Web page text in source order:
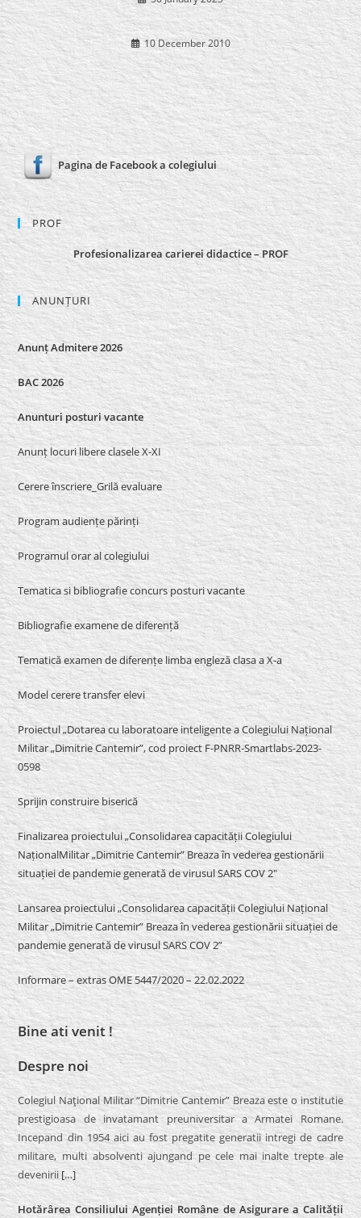
10 December 2010
Pagina de Facebook a colegiului
PROF
Profesionalizarea carierei didactice – PROF
ANUNȚURI
Anunț Admitere 2026
BAC 2026
Anunturi posturi vacante
Anunț locuri libere clasele X-XI
Cerere înscriere_Grilă evaluare
Program audiențe părinți
Programul orar al colegiului
Tematica si bibliografie concurs posturi vacante
Bibliografie examene de diferență
Tematică examen de diferențe limba engleză clasa a X-a
Model cerere transfer elevi
Proiectul „Dotarea cu laboratoare inteligente a Colegiului Național
Militar „Dimitrie Cantemir”, cod proiect F-PNRR-Smartlabs-2023-
0598
Sprijin construire biserică
Finalizarea proiectului „Consolidarea capacității Colegiului
NaționalMilitar „Dimitrie Cantemir” Breaza în vederea gestionării
situației de pandemie generată de virusul SARS COV 2″
Lansarea proiectului „Consolidarea capacității Colegiului Național
Militar „Dimitrie Cantemir” Breaza în vederea gestionării situației de
pandemie generată de virusul SARS COV 2”
Informare – extras OME 5447/2020 – 22.02.2022
Bine ati venit !
Despre noi
Colegiul Naţional Militar “Dimitrie Cantemir” Breaza este o institutie
prestigioasa de invatamant preuniversitar a Armatei Romane.
Incepand din 1954 aici au fost pregatite generatii intregi de cadre
militare, multi absolventi ajungand pe cele mai inalte trepte ale
devenirii […]
Hotărârea Consiliului Agenției Române de Asigurare a Calității